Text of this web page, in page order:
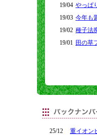
19/04 やっぱ
19/03 今年も
19/02 種子法
19/01 田の草
25/12
重イオン